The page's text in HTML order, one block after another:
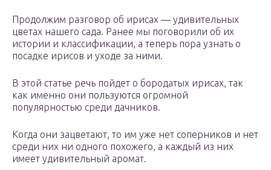
Продолжим разговор об ирисах — удивительных
цветах нашего сада. Ранее мы поговорили об их
истории и классификации, а теперь пора узнать о
посадке ирисов и уходе за ними.
В этой статье речь пойдет о бородатых ирисах, так
как именно они пользуются огромной
популярностью среди дачников.
Когда они зацветают, то им уже нет соперников и нет
среди них ни одного похожего, а каждый из них
имеет удивительный аромат.